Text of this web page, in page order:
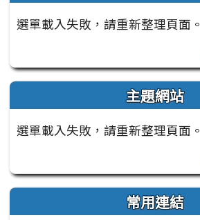
選單載入失敗，請重新整理頁面。
主題網站
選單載入失敗，請重新整理頁面。
常用連結